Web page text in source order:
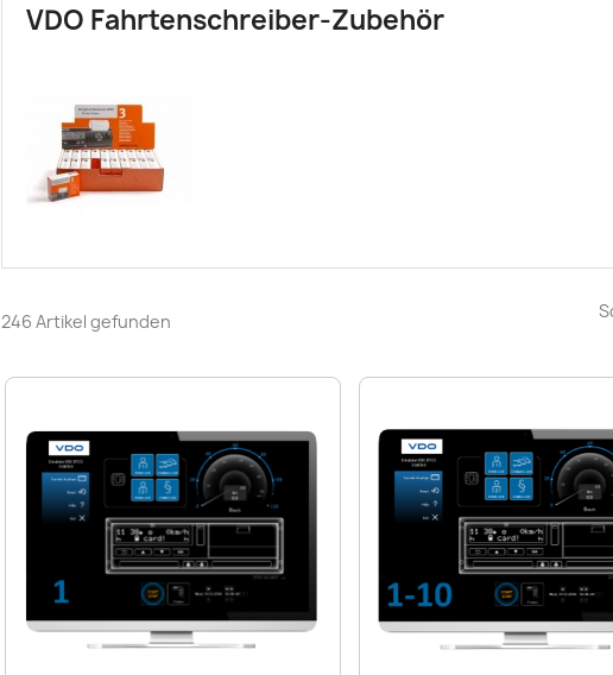
VDO Fahrtenschreiber-Zubehör
246 Artikel gefunden